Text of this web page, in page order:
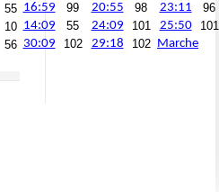
55 16:59 99 20:55 98 23:11
96
10 14:09 55 24:09 101 25:50
101
56 30:09 102 29:18 102 Marche